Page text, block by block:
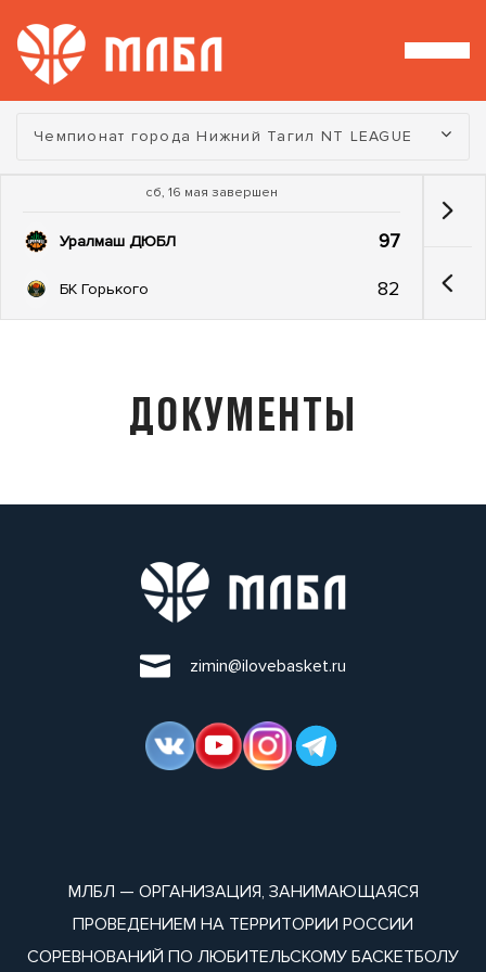
Турнир:
Чемпионат города Нижний Тагил NT LEAGUE
сб, 16 мая завершен
Уралмаш ДЮБЛ 97
БК Горького 82
ДОКУМЕНТЫ
zimin@ilovebasket.ru
МЛБЛ — ОРГАНИЗАЦИЯ, ЗАНИМАЮЩАЯСЯ
ПРОВЕДЕНИЕМ НА ТЕРРИТОРИИ РОССИИ
СОРЕВНОВАНИЙ ПО ЛЮБИТЕЛЬСКОМУ БАСКЕТБОЛУ